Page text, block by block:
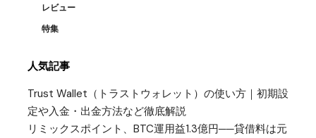
レビュー
特集
人気記事
Trust Wallet（トラストウォレット）の使い方｜初期設
定や入金・出金方法など徹底解説
リミックスポイント、BTC運用益1.3億円──貸借料は元